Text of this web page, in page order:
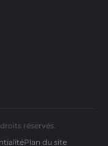
réservés.
Plan du site